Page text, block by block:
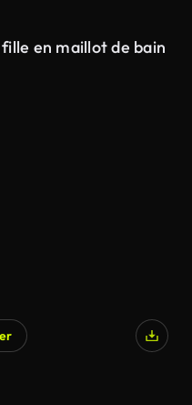
en maillot de bain